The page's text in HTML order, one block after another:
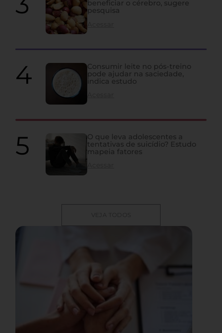
beneficiar o cérebro, sugere
pesquisa
Consumir leite no pós-treino
pode ajudar na saciedade,
indica estudo
O que leva adolescentes a
tentativas de suicídio? Estudo
mapeia fatores
VEJA TODOS